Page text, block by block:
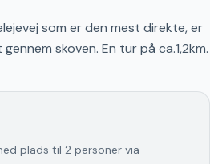
som er den mest direkte, er
skoven. En tur på ca.1,2km.
plads til 2 personer via